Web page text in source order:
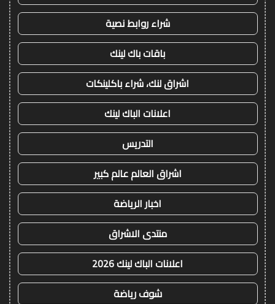
شراء روابط نصية
باقات باك لينك
اشراق لنك، شراء باكلينكات
اعلانات الباك لينك
التدريس
اشراق العالم عالم كبير
اخبار الرياضة
منتدى الاشراق
اعلانات الباك لينك 2026
شوف رياضة